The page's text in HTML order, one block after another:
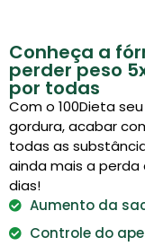
Conheça a
perder peso
por todas
Com o 100Dieta
gordura, acabar
todas as
ainda mais a perda
dias!
Aumento da
Controle do